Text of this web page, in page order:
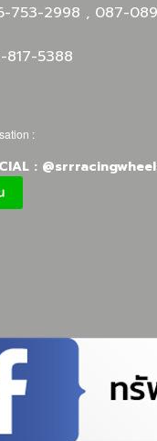
753-2998 , 087-
5388
:
: